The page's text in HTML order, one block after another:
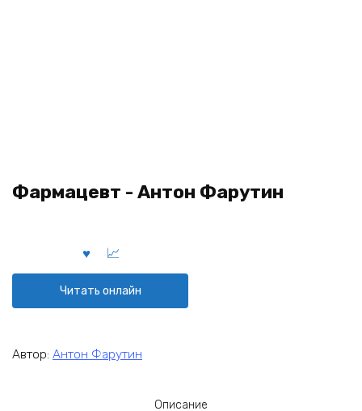
Фармацевт - Антон Фарутин
Читать онлайн
Автор: Антон Фарутин
Описание